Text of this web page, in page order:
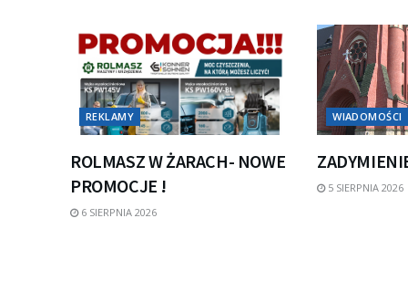
REKLAMY
ROLMASZ W ŻARACH- NOWE
PROMOCJE !
6 SIERPNIA 2026
WIADOMOŚCI
5 SIERPNIA 2026